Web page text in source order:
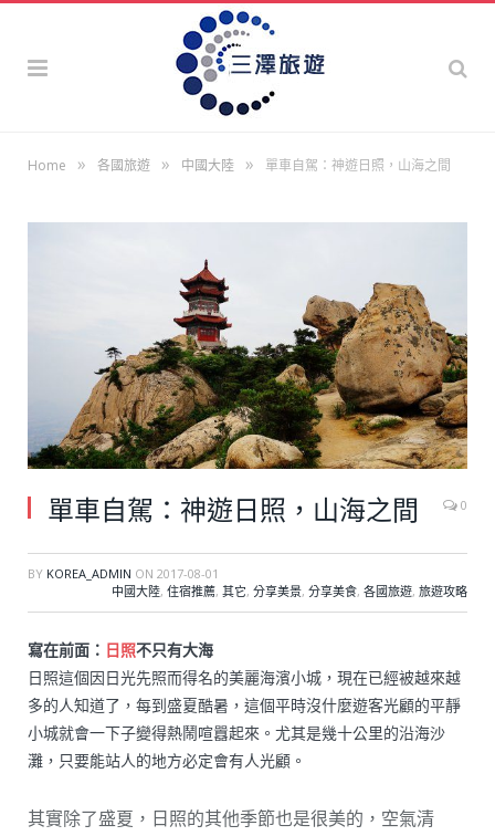
Home » 各國旅遊 » 中國大陸 » 單車自駕：神遊日照，山海之間
單車自駕：神遊日照，山海之間 0
BY KOREA_ADMIN ON 2017-08-01
中國大陸, 住宿推薦, 其它, 分享美景, 分享美食, 各國旅遊, 旅遊攻略
寫在前面： 日照不只有大海
日照這個因日光先照而得名的美麗海濱小城，現在已經被越來越
多的人知道了，每到盛夏酷暑，這個平時沒什麼遊客光顧的平靜
小城就會一下子變得熱鬧喧囂起來。尤其是幾十公里的沿海沙
灘，只要能站人的地方必定會有人光顧。
其實除了盛夏，日照的其他季節也是很美的，空氣清